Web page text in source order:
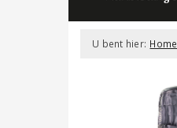
U bent hier: Home